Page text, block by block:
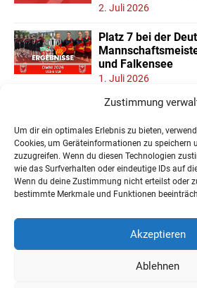
Zustimmung
Um dir ein optimales Erlebnis zu bieten,
Cookies, um Geräteinformationen zu speichern
zuzugreifen. Wenn du diesen Technologien
wie das Surfverhalten oder eindeutige IDs auf
Wenn du deine Zustimmung nicht erteilst oder
bestimmte Merkmale und Funktionen
Akzeptieren
Ablehnen
2. Juli 2026
Platz 7 bei der
und Falkensee
1. Juli 2026
Neuer
22. Juni 2026
« Ältere Einträge